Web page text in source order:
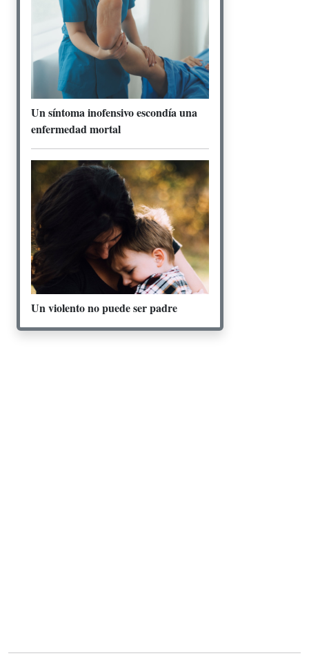
Un síntoma inofensivo escondía una
enfermedad mortal
Un violento no puede ser padre